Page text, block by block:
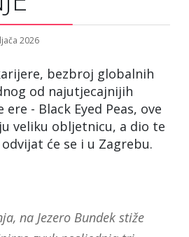
2026
bezbroj globalnih
od najutjecajnijih
- Black Eyed Peas, ove
veliku obljetnicu, a dio te
će se i u Zagrebu.
na Jezero Bundek stiže